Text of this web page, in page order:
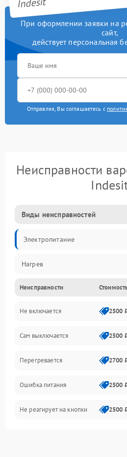
При оформлении заявки на
сайт,
действует персональная
Отправляя, Вы соглашаетесь с
Неисправности
Виды неисправностей
Электропитание
Нагрев
Неисправности
Не включается 2500
Сам выключается 2500
Перегревается 2700
Ошибка питания 2500
Не реагирует на кнопки 2500